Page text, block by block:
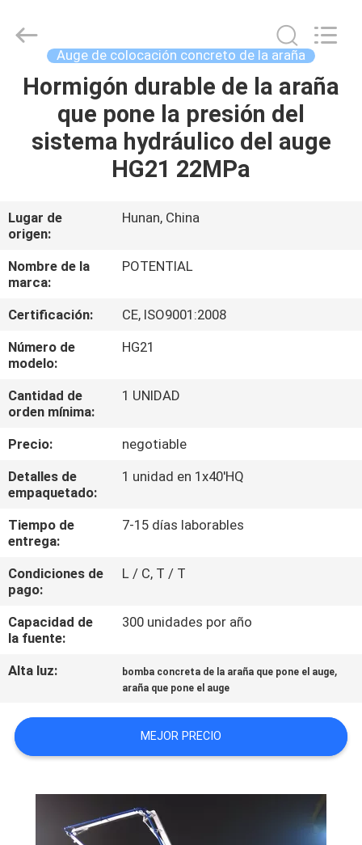
HOGAR
PRODUCTOS
NOSOTROS
VIAJE
DE
LA
FÁBRICA
CONTROL
CALIDAD
ÉNTRENOS
EN
CONTACTO
CON
NOTICIAS
UNA
CITA
MAPA
Intelligent
Equipments
Incorporated
Auge de colocación concreto de la araña
Hormigón durable de la araña
que pone la presión del
sistema hydráulico del auge
HG21 22MPa
Lugar de
origen:
Hunan, China
Nombre de la
marca:
POTENTIAL
Certificación:
CE, ISO9001:2008
Número de
modelo:
HG21
Cantidad de
orden mínima:
1 UNIDAD
Precio:
negotiable
Detalles de
empaquetado:
1 unidad en 1x40'HQ
Tiempo de
entrega:
7-15 días laborables
Condiciones de
pago:
L / C, T / T
Capacidad de
la fuente:
300 unidades por año
Alta luz: bomba concreta de la araña que pone el auge,
araña que pone el auge
MEJOR PRECIO